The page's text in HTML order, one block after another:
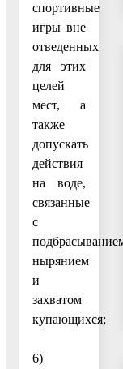
спортивные
игры вне
отведенных
для этих
целей
мест, а
также
допускать
действия
на воде,
связанные
с
нырянием
и
захватом
купающихся;
6)